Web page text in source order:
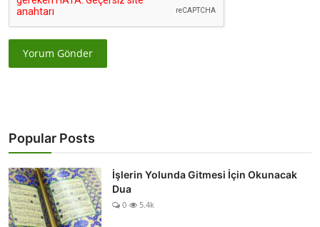
Yorum Gönder
Popular Posts
İşlerin Yolunda Gitmesi İçin Okunacak
Dua
0 5.4k